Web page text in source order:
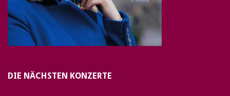
DIE NÄCHSTEN KONZERTE